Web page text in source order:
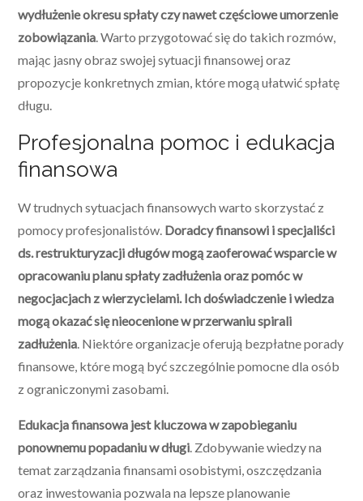
wydłużenie okresu spłaty czy nawet częściowe umorzenie
zobowiązania . Warto przygotować się do takich rozmów,
mając jasny obraz swojej sytuacji finansowej oraz
propozycje konkretnych zmian, które mogą ułatwić spłatę
długu.
Profesjonalna pomoc i edukacja
finansowa
W trudnych sytuacjach finansowych warto skorzystać z
pomocy profesjonalistów. Doradcy finansowi i specjaliści
ds. restrukturyzacji długów mogą zaoferować wsparcie w
opracowaniu planu spłaty zadłużenia oraz pomóc w
negocjacjach z wierzycielami. Ich doświadczenie i wiedza
mogą okazać się nieocenione w przerwaniu spirali
zadłużenia . Niektóre organizacje oferują bezpłatne porady
finansowe, które mogą być szczególnie pomocne dla osób
z ograniczonymi zasobami.
Edukacja finansowa jest kluczowa w zapobieganiu
ponownemu popadaniu w długi . Zdobywanie wiedzy na
temat zarządzania finansami osobistymi, oszczędzania
oraz inwestowania pozwala na lepsze planowanie